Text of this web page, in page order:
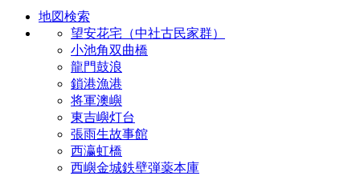
地図検索
望安花宅（中社古民家群）
小池角双曲橋
龍門鼓浪
鎖港漁港
将軍澳嶼
東吉嶼灯台
張雨生故事館
西瀛虹橋
西嶼金城鉄壁弾薬本庫